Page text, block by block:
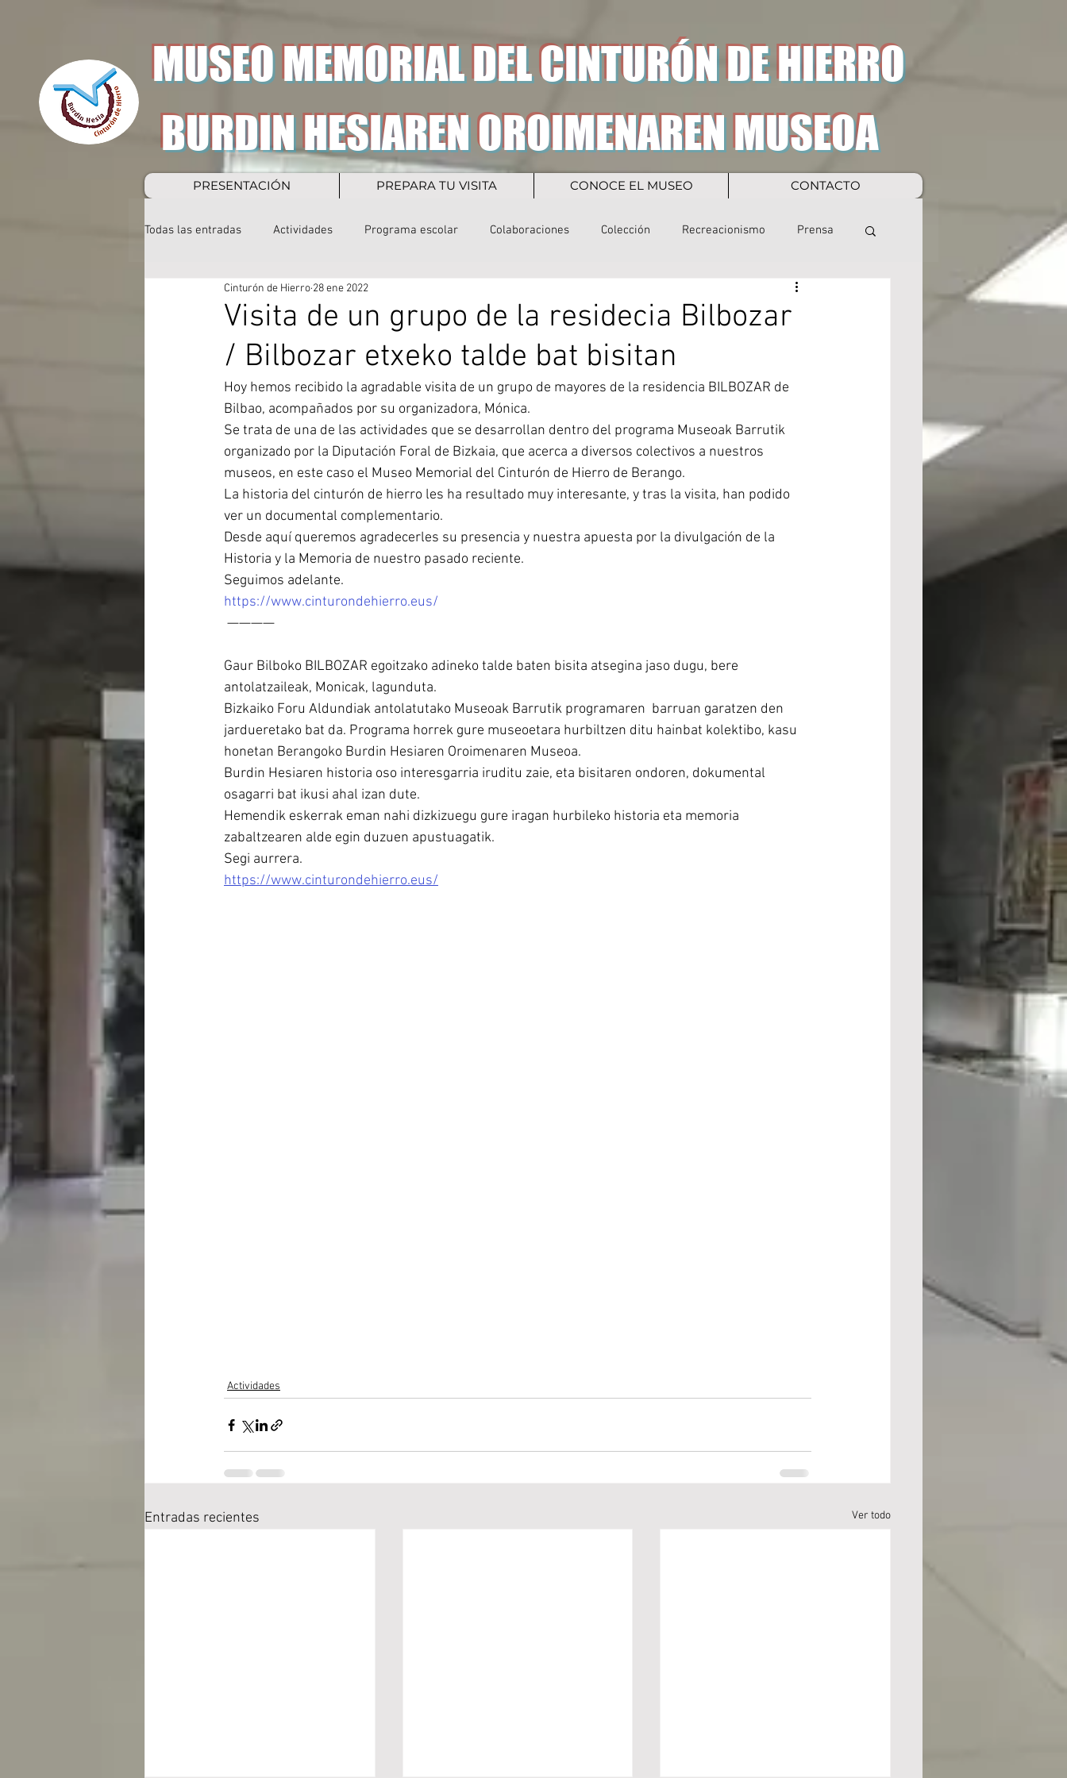
MUSEO MEMORIAL DEL CINTURÓN DE HIERRO
PRESENTACIÓN PREPARA TU VISITA CONOCE EL MUSEO CONTACTO
BURDIN HESIAREN OROIMENAREN MUSEOA
Todas las entradas Actividades Programa escolar Colaboraciones Colección Recreacionismo Prensa
Visita de un grupo de la residecia Bilbozar
/ Bilbozar etxeko talde bat bisitan
Cinturón de Hierro 28 ene 2022
Hoy hemos recibido la agradable visita de un grupo de mayores de la residencia BILBOZAR de
Bilbao, acompañados por su organizadora, Mónica.
Se trata de una de las actividades que se desarrollan dentro del programa Museoak Barrutik
organizado por la Diputación Foral de Bizkaia, que acerca a diversos colectivos a nuestros
museos, en este caso el Museo Memorial del Cinturón de Hierro de Berango.
La historia del cinturón de hierro les ha resultado muy interesante, y tras la visita, han podido
ver un documental complementario.
Desde aquí queremos agradecerles su presencia y nuestra apuesta por la divulgación de la
Historia y la Memoria de nuestro pasado reciente.
Seguimos adelante.
https://www.cinturondehierro.eus/
————
Gaur Bilboko BILBOZAR egoitzako adineko talde baten bisita atsegina jaso dugu, bere
antolatzaileak, Monicak, lagunduta.
Bizkaiko Foru Aldundiak antolatutako Museoak Barrutik programaren  barruan garatzen den
jardueretako bat da. Programa horrek gure museoetara hurbiltzen ditu hainbat kolektibo, kasu
honetan Berangoko Burdin Hesiaren Oroimenaren Museoa.
Burdin Hesiaren historia oso interesgarria iruditu zaie, eta bisitaren ondoren, dokumental
osagarri bat ikusi ahal izan dute.
Hemendik eskerrak eman nahi dizkizuegu gure iragan hurbileko historia eta memoria
zabaltzearen alde egin duzuen apustuagatik.
Segi aurrera.
https://www.cinturondehierro.eus/
Actividades
Entradas recientes Ver todo